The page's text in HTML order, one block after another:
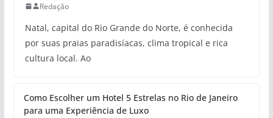
Redação
Natal, capital do Rio Grande do Norte, é conhecida
por suas praias paradisíacas, clima tropical e rica
cultura local. Ao
Como Escolher um Hotel 5 Estrelas no Rio de Janeiro
para uma Experiência de Luxo